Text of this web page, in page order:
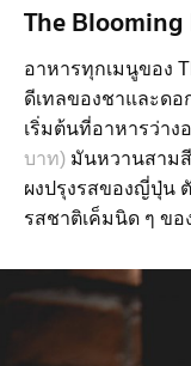
The Blooming
อาหารทุกเมนูของ
ดีเทลของชาและดอ
เริ่มต้นที่อาหารว่าง
บาท) มันหวานสาม
ผงปรุงรสของญี่ปุ่น
รสชาติเค็มนิด ๆ ข